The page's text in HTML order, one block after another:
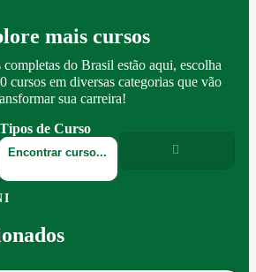
mais cursos
do Brasil estão aqui, escolha
cursos em diversas categorias que vão
sua carreira!
Tipos de Curso